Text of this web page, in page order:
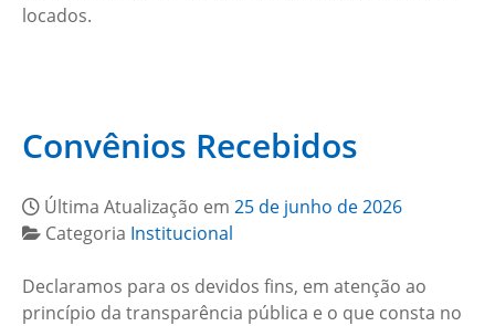
locados.
Convênios Recebidos
Última Atualização em 25 de junho de 2026
Categoria Institucional
Declaramos para os devidos fins, em atenção ao
princípio da transparência pública e o que consta no